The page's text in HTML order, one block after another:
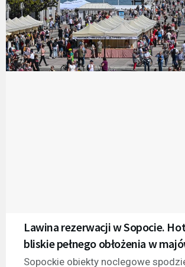
Lawina rezerwacji w Sopocie.
bliskie pełnego obłożenia w
Sopockie obiekty noclegowe